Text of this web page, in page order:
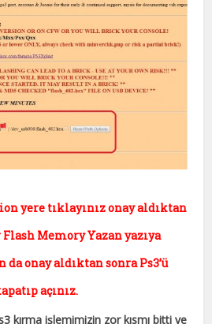
yere tıklayınız onay aldıktan
Memory Yazan yazıya
da onay aldıktan sonra Ps3’ü
açınız.
kırma işlemimizin zor kısmı bitti ve